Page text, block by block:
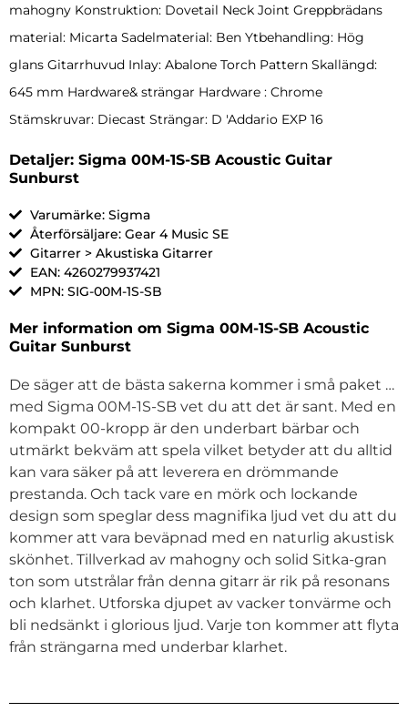
mahogny Konstruktion: Dovetail Neck Joint Greppbrädans
material: Micarta Sadelmaterial: Ben Ytbehandling: Hög
glans Gitarrhuvud Inlay: Abalone Torch Pattern Skallängd:
645 mm Hardware& strängar Hardware : Chrome
Stämskruvar: Diecast Strängar: D 'Addario EXP 16
Detaljer: Sigma 00M-1S-SB Acoustic Guitar
Sunburst
Varumärke: Sigma
Återförsäljare: Gear 4 Music SE
Gitarrer > Akustiska Gitarrer
EAN: 4260279937421
MPN: SIG-00M-1S-SB
Mer information om Sigma 00M-1S-SB Acoustic
Guitar Sunburst
De säger att de bästa sakerna kommer i små paket …
med Sigma 00M-1S-SB vet du att det är sant. Med en
kompakt 00-kropp är den underbart bärbar och
utmärkt bekväm att spela vilket betyder att du alltid
kan vara säker på att leverera en drömmande
prestanda. Och tack vare en mörk och lockande
design som speglar dess magnifika ljud vet du att du
kommer att vara beväpnad med en naturlig akustisk
skönhet. Tillverkad av mahogny och solid Sitka-gran
ton som utstrålar från denna gitarr är rik på resonans
och klarhet. Utforska djupet av vacker tonvärme och
bli nedsänkt i glorious ljud. Varje ton kommer att flyta
från strängarna med underbar klarhet.